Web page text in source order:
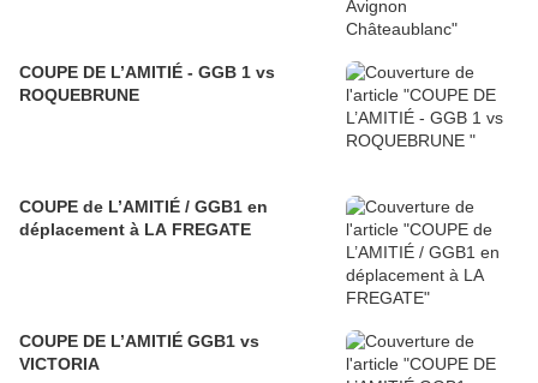
COUPE DE L’AMITIÉ - GGB 1 vs
ROQUEBRUNE
COUPE de L’AMITIÉ / GGB1 en
déplacement à LA FREGATE
COUPE DE L’AMITIÉ GGB1 vs
VICTORIA